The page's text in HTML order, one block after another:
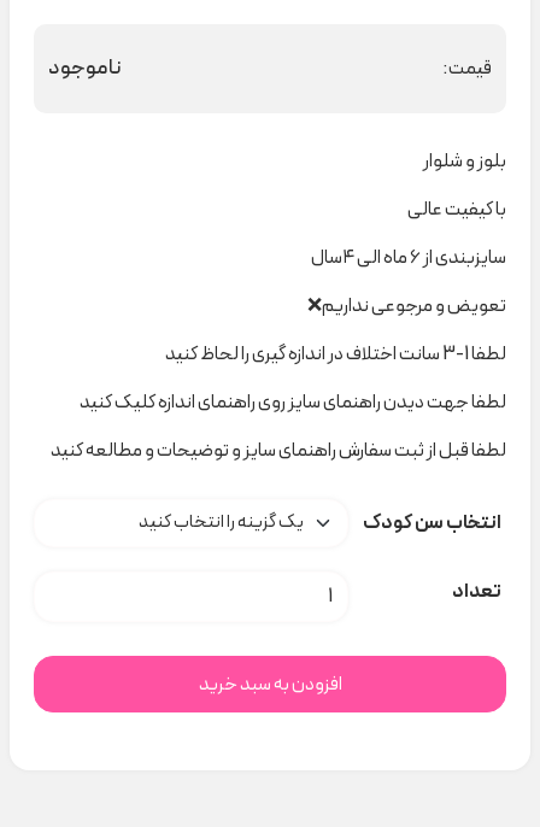
قیمت: ناموجود
بلوز و شلوار
با کیفیت عالی
سایزبندی از ۶ ماه الی ۴سال
تعویض و مرجوعی نداریم❌
لطفا 1-3 سانت اختلاف در اندازه گیری را لحاظ کنید
لطفا جهت دیدن راهنمای سایز روی راهنمای اندازه کلیک کنید
لطفا قبل از ثبت سفارش راهنمای سایز و توضیحات و مطالعه کنید
انتخاب سن کودک
تعداد ست موش خال خال Raboo کد s000878 عدد
افزودن به سبد خرید